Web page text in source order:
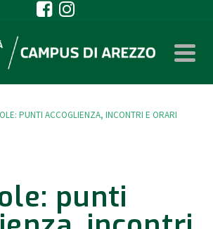
PUNTI ACCOGLIENZA, INCONTRI E ORARI
punti